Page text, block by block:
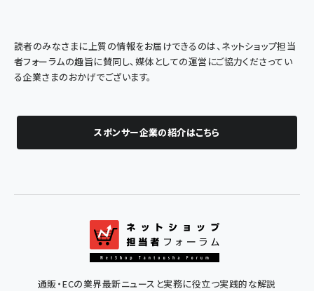
読者のみなさまに上質の情報をお届けできるのは、ネットショップ担当
者フォーラムの趣旨に賛同し、媒体としての運営にご協力くださってい
る企業さまのおかげでございます。
スポンサー企業の紹介はこちら
通販・ECの業界最新ニュースと実務に役立つ実践的な解説